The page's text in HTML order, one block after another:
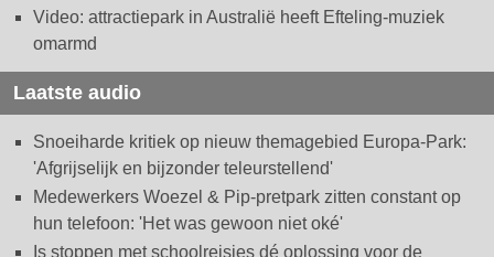
Video: attractiepark in Australië heeft Efteling-muziek
omarmd
Laatste audio
Snoeiharde kritiek op nieuw themagebied Europa-Park:
'Afgrijselijk en bijzonder teleurstellend'
Medewerkers Woezel & Pip-pretpark zitten constant op
hun telefoon: 'Het was gewoon niet oké'
Is stoppen met schoolreisjes dé oplossing voor de